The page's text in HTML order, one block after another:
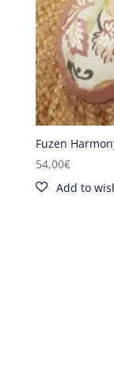
Fuzen
54,00€